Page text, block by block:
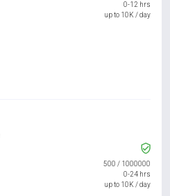
0-12 hrs
up to 10K / day
500 / 1000000
0-24 hrs
up to 10K / day